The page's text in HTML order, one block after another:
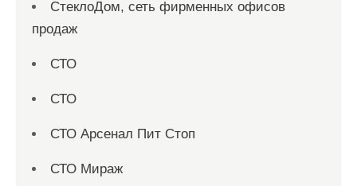
СтеклоДом, сеть фирменных офисов
продаж
СТО
СТО
СТО Арсенал Пит Стоп
СТО Мираж